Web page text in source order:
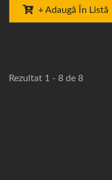
+ Adaugă În Listă
Rezultat 1 - 8 de 8